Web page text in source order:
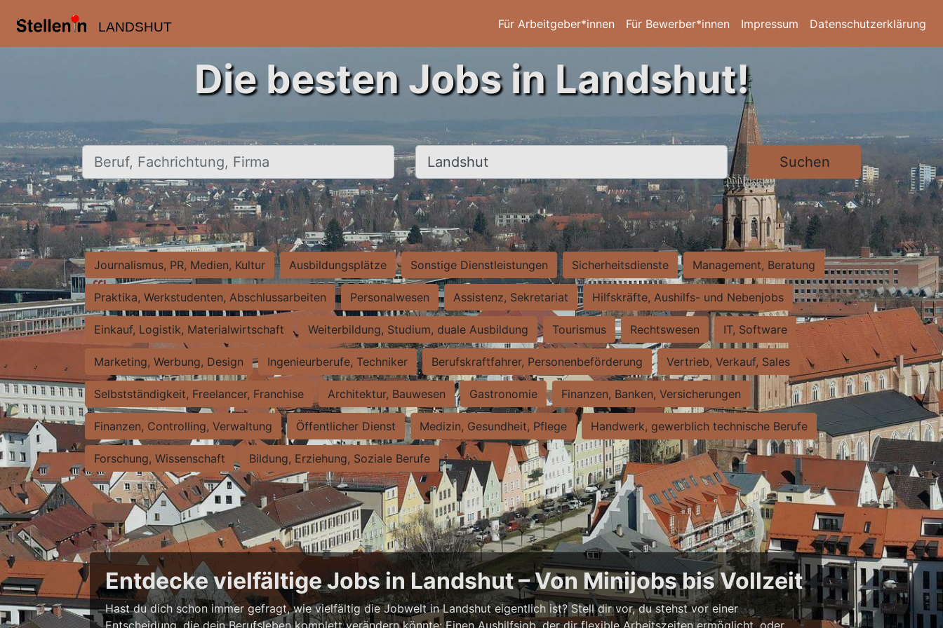
LANDSHUT Für Arbeitgeber*innen Für Bewerber*innen Impressum Datenschutzerklärung
Die besten Jobs in Landshut!
Beruf, Fachrichtung, Firma Ort, Stadt Suchen
Journalismus, PR, Medien, Kultur Ausbildungsplätze Sonstige Dienstleistungen Sicherheitsdienste Management, Beratung
Praktika, Werkstudenten, Abschlussarbeiten Personalwesen Assistenz, Sekretariat Hilfskräfte, Aushilfs- und Nebenjobs
Einkauf, Logistik, Materialwirtschaft Weiterbildung, Studium, duale Ausbildung Tourismus Rechtswesen IT, Software
Marketing, Werbung, Design Ingenieurberufe, Techniker Berufskraftfahrer, Personenbeförderung Vertrieb, Verkauf, Sales
Selbstständigkeit, Freelancer, Franchise Architektur, Bauwesen Gastronomie Finanzen, Banken, Versicherungen
Finanzen, Controlling, Verwaltung Öffentlicher Dienst Medizin, Gesundheit, Pflege Handwerk, gewerblich technische Berufe
Forschung, Wissenschaft Bildung, Erziehung, Soziale Berufe
Entdecke vielfältige Jobs in Landshut – Von Minijobs bis Vollzeit
Hast du dich schon immer gefragt, wie vielfältig die Jobwelt in Landshut eigentlich ist? Stell dir vor, du stehst vor einer